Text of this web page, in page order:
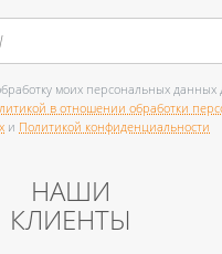
моих персональных данных
в отношении обработки
и Политикой конфиденциальности
НАШИ
КЛИЕНТЫ